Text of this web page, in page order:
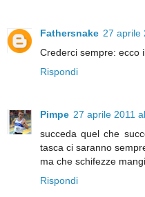
Fathersnake 27 aprile
Crederci sempre: ecco
Rispondi
Pimpe 27 aprile 2011
succeda quel che
tasca ci saranno
ma che schifezze
Rispondi